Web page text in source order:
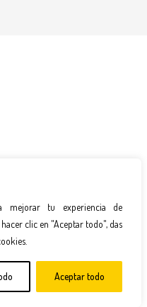
mejorar tu experiencia de
clic en "Aceptar todo", das
Aceptar todo